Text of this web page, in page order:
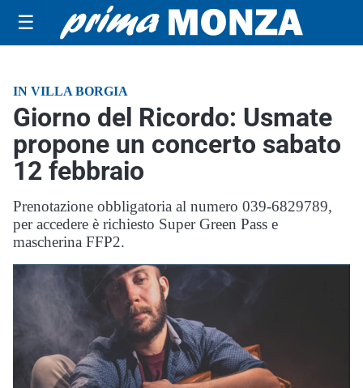
☰
IN VILLA BORGIA
Giorno del Ricordo: Usmate
propone un concerto sabato
12 febbraio
Prenotazione obbligatoria al numero 039-6829789,
per accedere è richiesto Super Green Pass e
mascherina FFP2.